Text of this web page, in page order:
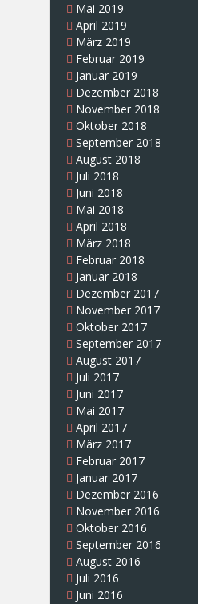
Mai 2019
April 2019
März 2019
Februar 2019
Januar 2019
Dezember 2018
November 2018
Oktober 2018
September 2018
August 2018
Juli 2018
Juni 2018
Mai 2018
April 2018
März 2018
Februar 2018
Januar 2018
Dezember 2017
November 2017
Oktober 2017
September 2017
August 2017
Juli 2017
Juni 2017
Mai 2017
April 2017
März 2017
Februar 2017
Januar 2017
Dezember 2016
November 2016
Oktober 2016
September 2016
August 2016
Juli 2016
Juni 2016